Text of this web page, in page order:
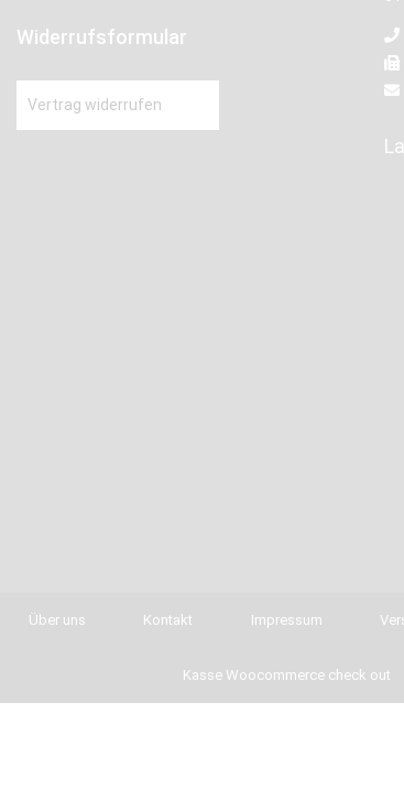
Widerrufsformular
Vertrag widerrufen
Über uns Kontakt Impressum
Kasse Woocommerce check out